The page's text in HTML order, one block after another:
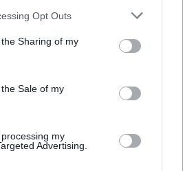
Opt Outs
Sharing of my
Sale of my
my
Advertising.
pro jistotu vynechám hovězí vůbec
a kuře) ... a raději už o tom nebudu
a pád Globální klimatické
Globální klimatická koalice (GCC)
zacílenou na zabránění podpory
o snižování emisí oxidu uhličitého.